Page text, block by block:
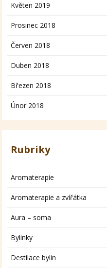
Květen 2019
Prosinec 2018
Červen 2018
Duben 2018
Březen 2018
Únor 2018
Rubriky
Aromaterapie
Aromaterapie a zvířátka
Aura – soma
Bylinky
Destilace bylin